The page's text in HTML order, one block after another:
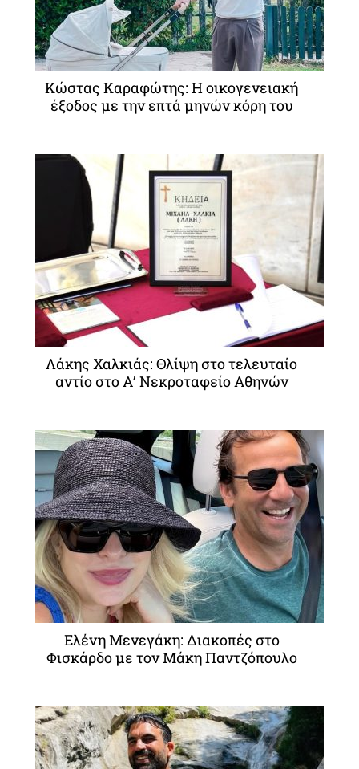
Κώστας Καραφώτης: Η οικογενειακή
έξοδος με την επτά μηνών κόρη του
Λάκης Χαλκιάς: Θλίψη στο τελευταίο
αντίο στο Α’ Νεκροταφείο Αθηνών
Ελένη Μενεγάκη: Διακοπές στο
Φισκάρδο με τον Μάκη Παντζόπουλο